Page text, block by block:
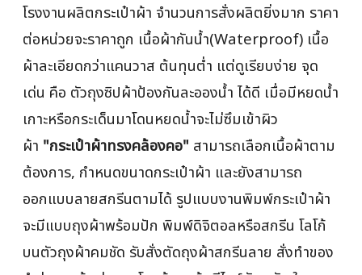
โรงงานผลิตกระเป๋าผ้า จำนวนการสั่งผลิตยิ่งมาก ราคา
ต่อหน่วยจะราคาถูก เนื้อผ้ากันน้ำ(Waterproof) เนื้อ
ผ้าละเอียดกว่าแคนวาส ต้นทุนต่ำ แต่ดูเรียบง่าย จุด
เด่น คือ ตัวถุงซิปผ้าป้องกันละอองน้ำ ได้ดี เมื่อมีหยดน้ำ
เกาะหรือกระเด็นมาโดนหยดน้ำจะไม่ซึมเข้าผิว
ผ้า "กระเป๋าผ้าทรงคล้องคอ" สามารถเลือกเนื้อผ้าตาม
ต้องการ, กำหนดขนาดกระเป๋าผ้า และยังสามารถ
ออกแบบลายสกรีนตามได้ รูปแบบงานพิมพ์กระเป๋าผ้า
จะมีแบบถุงผ้าพร้อมปัก พิมพ์ดิจิตอลหรือสกรีน โลโก้
บนตัวถุงผ้าคมชัด รับสั่งตัดถุงผ้าสกรีนลาย สั่งทำของ